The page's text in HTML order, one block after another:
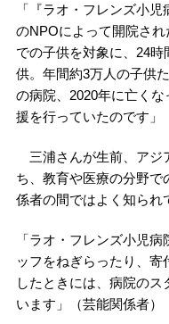
「『ラオ・フレンズ小
のNPOによって開院さ
での子供を対象に、24
供。年間約3万人の子供
の病院、2020年に亡く
援を行っていたのです」
三浦さんが生前、アジ
ち、教育や医療の分野で
係者の間ではよく知られ
「ラオ・フレンズ小児
ッフをねぎらったり、
したときには、病院の
います」（芸能関係者）